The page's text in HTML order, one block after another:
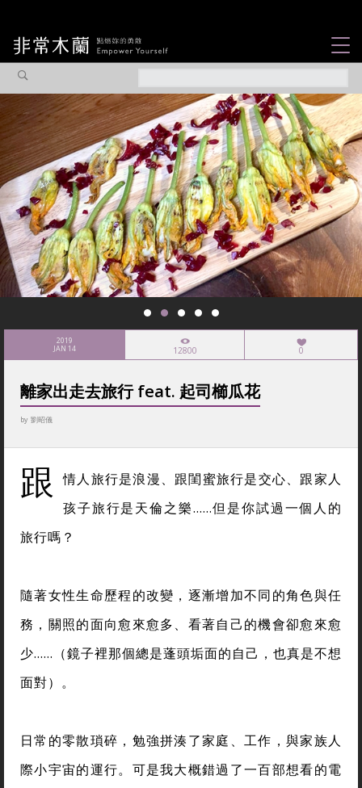
觀點專欄
焦點企劃
社會企業
認識我們
2019
JAN 14 12800 0
離家出走去旅行 feat. 起司櫛瓜花
by 劉昭儀
跟
情人旅行是浪漫、跟閨蜜旅行是交心、跟家人
孩子旅行是天倫之樂……但是你試過一個人的
旅行嗎？
隨著女性生命歷程的改變，逐漸增加不同的角色與任
務，關照的面向愈來愈多、看著自己的機會卻愈來愈
少……（鏡子裡那個總是蓬頭垢面的自己，也真是不想
面對）。
日常的零散瑣碎，勉強拼湊了家庭、工作，與家族人
際小宇宙的運行。可是我大概錯過了一百部想看的電